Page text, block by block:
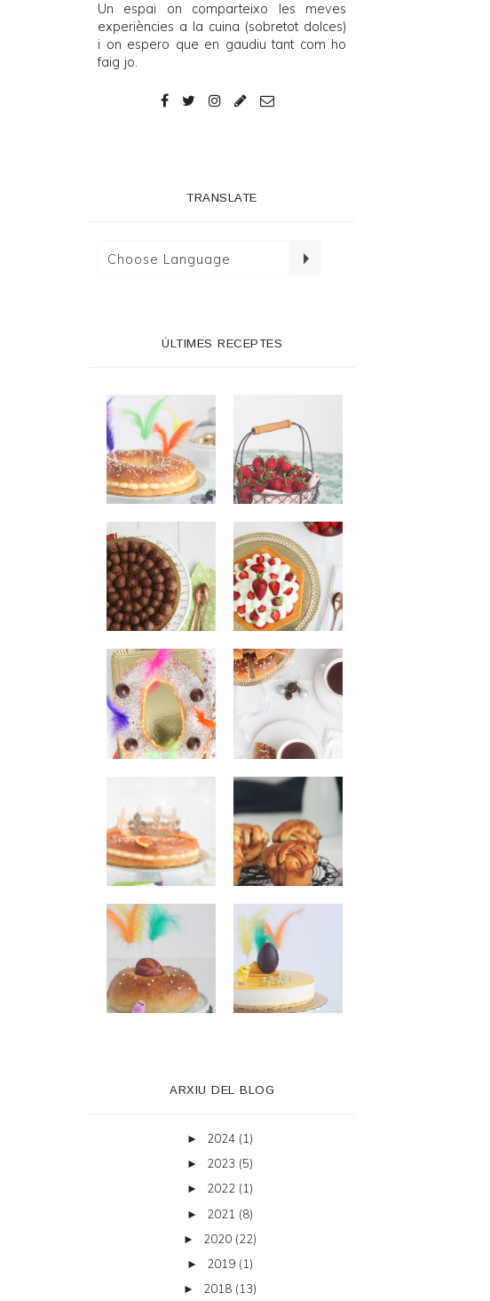
Un espai on comparteixo les meves
experiències a la cuina (sobretot dolces)
i on espero que en gaudiu tant com ho
faig jo.
TRANSLATE
ÚLTIMES RECEPTES
ARXIU DEL BLOG
► 2024 (1)
► 2023 (5)
► 2022 (1)
► 2021 (8)
► 2020 (22)
► 2019 (1)
► 2018 (13)